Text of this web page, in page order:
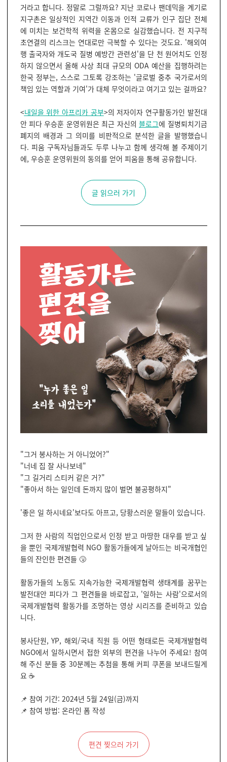
거라고 합니다. 정말로 그럴까요? 지난 코로나 팬데믹을 계기로
지구촌은 일상적인 지역간 이동과 인적 교류가 인구 집단 전체
에 미치는 보건학적 위력을 온몸으로 실감했습니다. 전 지구적
초연결의 리스크는 연대로만 극복할 수 있다는 것도요. '해외여
행 출국자와 개도국 질병 예방간 관련성'을 단 천 원어치도 인정
하지 않으면서 올해 사상 최대 규모의 ODA 예산을 집행하려는
한국 정부는, 스스로 그토록 강조하는 '글로벌 중추 국가로서의
책임 있는 역할과 기여'가 대체 무엇이라고 여기고 있는 걸까요?
<내일을 위한 아프리카 공부>의 저자이자 연구활동가인 발전대
안 피다 우승훈 운영위원은 최근 자신의블로그에 질병퇴치기금
폐지의 배경과 그 의미를 비판적으로 분석한 글을 발행했습니
다. 피움 구독자님들과도 두루 나누고 함께 생각해 볼 주제이기
에, 우승훈 운영위원의 동의를 얻어 피움을 통해 공유합니다.
글 읽으러 가기
"그거 봉사하는 거 아니었어?"
"너네 집 잘 사나보네"
"그 길거리 스티커 같은 거?"
"좋아서 하는 일인데 돈까지 많이 벌면 불공평하지"
'좋은 일 하시네요'보다도 아프고, 당황스러운 말들이 있습니다.
그저 한 사람의 직업인으로서 인정 받고 마땅한 대우를 받고 싶
을 뿐인 국제개발협력 NGO 활동가들에게 날아드는 비국개협인
들의 잔인한 편견들 🤧
활동가들의 노동도 지속가능한 국제개발협력 생태계를 꿈꾸는
발전대안 피다가 그 편견들을 바로잡고, '일하는 사람'으로서의
국제개발협력 활동가를 조명하는 영상 시리즈를 준비하고 있습
니다.
봉사단원, YP, 해외/국내 직원 등 어떤 형태로든 국제개발협력
NGO에서 일하시면서 접한 외부의 편견을 나누어 주세요! 참여
해 주신 분들 중 30분께는 추첨을 통해 커피 쿠폰을 보내드릴게
요 ☕
📌 참여 기간: 2024년 5월 24일(금)까지
📌 참여 방법: 온라인 폼 작성
편견 찢으러 가기